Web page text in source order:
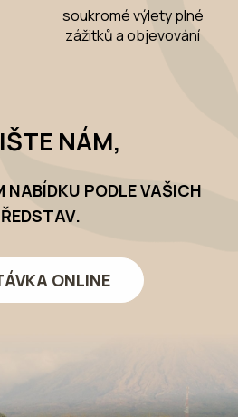
soukromé výlety plné
zážitků a objevování
NÁM,
NABÍDKU PODLE VAŠICH
ONLINE